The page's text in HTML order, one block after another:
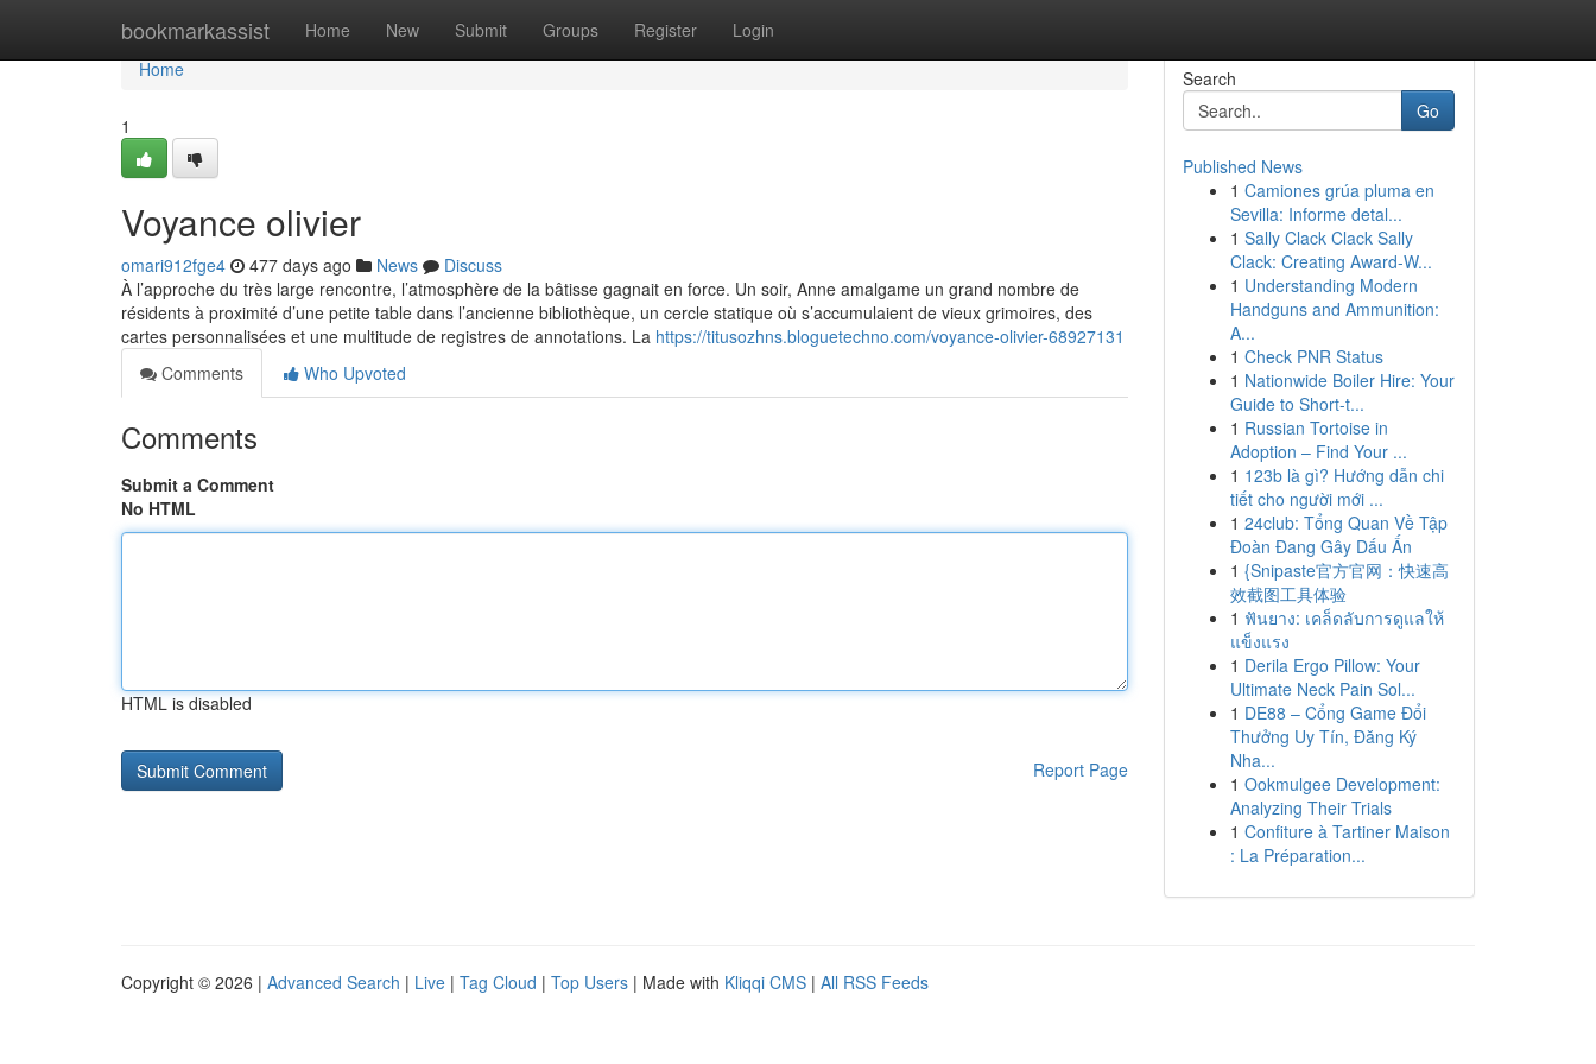
bookmarkassist Home New Submit Groups Register Login
Home
Home
1
Voyance olivier
omari912fge4 477 days ago News
Discuss
À l’approche du très large rencontre, l’atmosphère de la bâtisse gagnait en force. Un soir, Anne amalgame un grand nombre de
résidents à proximité d’une petite table dans l’ancienne bibliothèque, un cercle statique où s’accumulaient de vieux grimoires, des
cartes personnalisées et une multitude de registres de annotations. La https://titusozhns.bloguetechno.com/voyance-olivier-68927131
Comments
Who Upvoted
Comments
Submit a Comment
No HTML
HTML is disabled
Report Page
Search
Go
Published News
1 Camiones grúa pluma en
Sevilla: Informe detal...
1 Sally Clack Clack Sally
Clack: Creating Award-W...
1 Understanding Modern
Handguns and Ammunition:
A...
1 Check PNR Status
1 Nationwide Boiler Hire: Your
Guide to Short-t...
1 Russian Tortoise in
Adoption – Find Your ...
1 123b là gì? Hướng dẫn chi
tiết cho người mới ...
1 24club: Tổng Quan Về Tập
Đoàn Đang Gây Dấu Ấn
1 {Snipaste官方官网：快速高
效截图工具体验
1 ฟันยาง: เคล็ดลับการดูแลให้
แข็งแรง
1 Derila Ergo Pillow: Your
Ultimate Neck Pain Sol...
1 DE88 – Cổng Game Đổi
Thưởng Uy Tín, Đăng Ký
Nha...
1 Ookmulgee Development:
Analyzing Their Trials
1 Confiture à Tartiner Maison
: La Préparation...
Copyright © 2026 | Advanced Search | Live | Tag Cloud | Top Users | Made with Kliqqi CMS | All RSS Feeds